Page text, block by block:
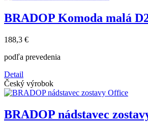
BRADOP Komoda malá
188,3 €
podľa prevedenia
Detail
Český výrobok
BRADOP nádstavec